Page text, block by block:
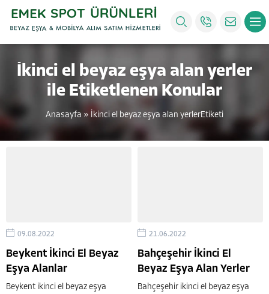
İkinci el beyaz eşya alan yerler
ile Etiketlenen Konular
Anasayfa » İkinci el beyaz eşya alan yerlerEtiketi
09.08.2022
Beykent İkinci El Beyaz
Eşya Alanlar
Beykent ikinci el beyaz eşya
21.06.2022
Bahçeşehir İkinci El
Beyaz Eşya Alan Yerler
Bahçeşehir ikinci el beyaz eşya